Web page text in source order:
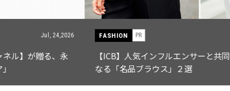
FASHION PR
【ICB】人気インフルエンサーと共同制作! 週5で着たく
なる「名品ブラウス」２選